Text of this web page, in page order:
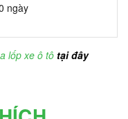
ngày
lốp xe ô tô tại đây